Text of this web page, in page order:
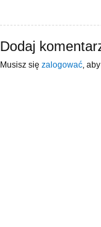
Dodaj
Musisz się zalogować ,